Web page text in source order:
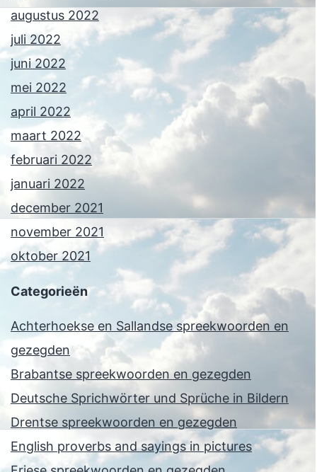
augustus 2022
juli 2022
juni 2022
mei 2022
april 2022
maart 2022
februari 2022
januari 2022
december 2021
november 2021
oktober 2021
Categorieën
Achterhoekse en Sallandse spreekwoorden en
gezegden
Brabantse spreekwoorden en gezegden
Deutsche Sprichwörter und Sprüche in Bildern
Drentse spreekwoorden en gezegden
English proverbs and sayings in pictures